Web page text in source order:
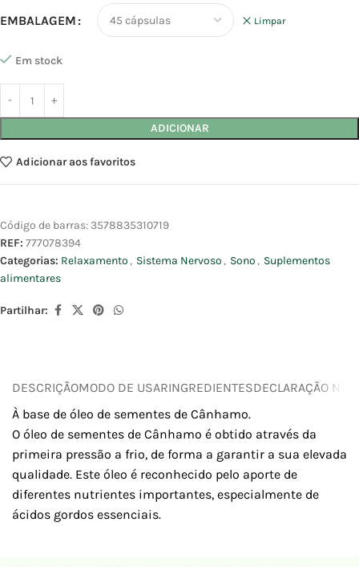
EMBALAGEM Limpar
Em stock
ADICIONAR
Adicionar aos favoritos
Código de barras: 3578835310719
REF: 777078394
Categorias: Relaxamento , Sistema Nervoso , Sono , Suplementos
alimentares
Partilhar:
DESCRIÇÃOMODO DE USARINGREDIENTESDECLARAÇÃO
À base de óleo de sementes de Cânhamo.
O óleo de sementes de Cânhamo é obtido através da
primeira pressão a frio, de forma a garantir a sua elevada
qualidade. Este óleo é reconhecido pelo aporte de
diferentes nutrientes importantes, especialmente de
ácidos gordos essenciais.